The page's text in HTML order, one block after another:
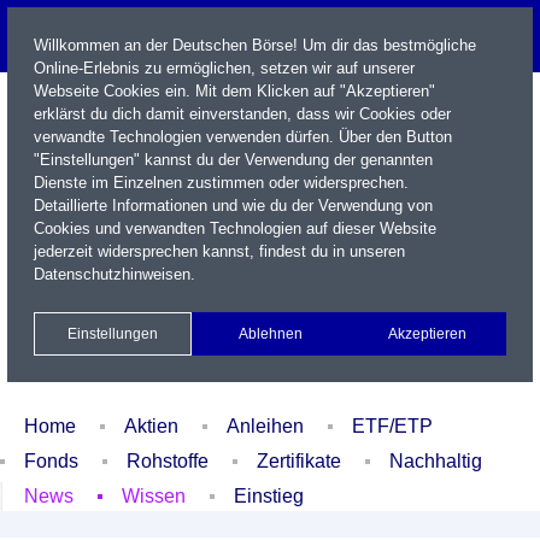
Name / WKN / ISIN / Kürzel
Xetra Realtime
Watchlist Portfolio Login
Home Aktien Anleihen
ETF/ETP
Fonds
Rohstoffe Zertifikate
Nachhaltig
News
Wissen Einstieg
Willkommen an der Deutschen Börse! Um dir das bestmögliche
Online-Erlebnis zu ermöglichen, setzen wir auf unserer
Webseite Cookies ein. Mit dem Klicken auf "Akzeptieren"
erklärst du dich damit einverstanden, dass wir Cookies oder
verwandte Technologien verwenden dürfen. Über den Button
"Einstellungen" kannst du der Verwendung der genannten
Dienste im Einzelnen zustimmen oder widersprechen.
Detaillierte Informationen und wie du der Verwendung von
Cookies und verwandten Technologien auf dieser Website
jederzeit widersprechen kannst, findest du in unseren
Datenschutzhinweisen.
Einstellungen Ablehnen Akzeptieren